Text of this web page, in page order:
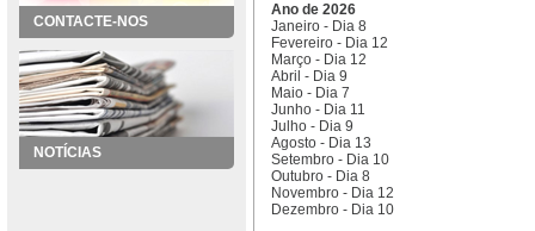
CONTACTE-NOS
NOTÍCIAS
Ano de 2026
Janeiro - Dia 8
Fevereiro - Dia 12
Março - Dia 12
Abril - Dia 9
Maio - Dia 7
Junho - Dia 11
Julho - Dia 9
Agosto - Dia 13
Setembro - Dia 10
Outubro - Dia 8
Novembro - Dia 12
Dezembro - Dia 10